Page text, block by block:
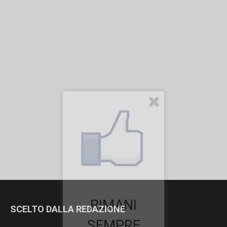
SCELTO DALLA REDAZIONE
RIMANI